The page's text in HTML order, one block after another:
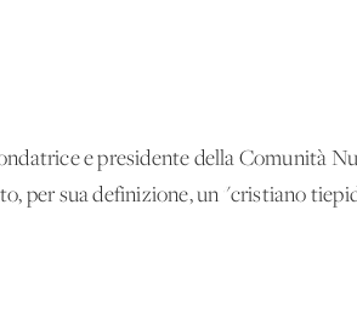
e presidente della Comunità
per sua definizione, un "cristiano